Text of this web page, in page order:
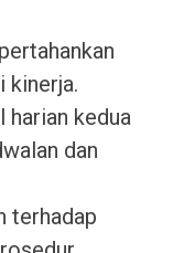
kinerja.
harian kedua
dan
terhadap